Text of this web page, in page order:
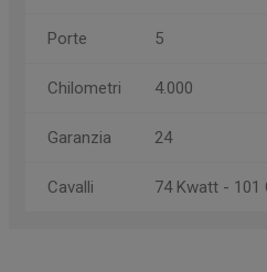
Porte 5
Chilometri 4.000
Garanzia 24
Cavalli 74 Kwatt - 101